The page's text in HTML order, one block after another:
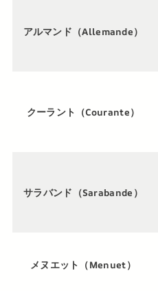
アルマンド（Allemande）
クーラント（Courante）
サラバンド（Sarabande）
メヌエット（Menuet）